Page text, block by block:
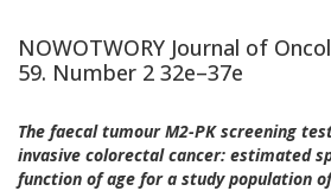
NOWOTWORY Journal of
59. Number 2 32e–37e
The faecal tumour M2-PK screening
invasive colorectal cancer: estimated
function of age for a study population